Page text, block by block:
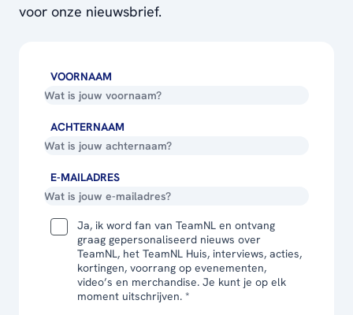
voor onze nieuwsbrief.
VOORNAAM
ACHTERNAAM
E-MAILADRES
Ja, ik word fan van TeamNL en ontvang
graag gepersonaliseerd nieuws over
TeamNL, het TeamNL Huis, interviews, acties,
kortingen, voorrang op evenementen,
video’s en merchandise. Je kunt je op elk
moment uitschrijven. *